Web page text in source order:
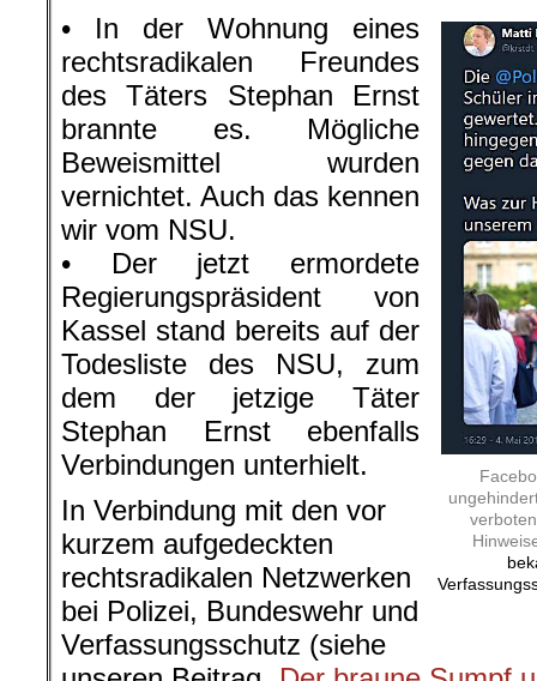
• In der Wohnung eines
rechtsradikalen Freundes
des Täters Stephan Ernst
brannte es. Mögliche
Beweismittel wurden
vernichtet. Auch das kennen
wir vom NSU.
• Der jetzt ermordete
Regierungspräsident von
Kassel stand bereits auf der
Todesliste des NSU, zum
dem der jetzige Täter
Stephan Ernst ebenfalls
Verbindungen unterhielt.
In Verbindung mit den vor
kurzem aufgedeckten
rechtsradikalen Netzwerken
bei Polizei, Bundeswehr und
Verfassungsschutz (siehe